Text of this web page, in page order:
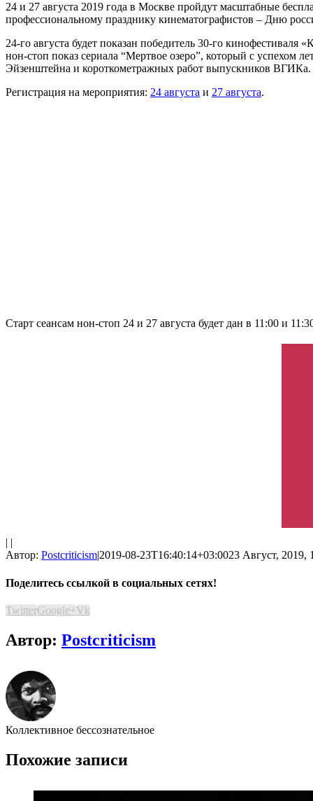
24 и 27 августа 2019 года в Москве пройдут масштабные
профессиональному празднику кинематографистов – Дню
24-го августа будет показан победитель 30-го
нон-стоп показ сериала “Мертвое озеро”, который с успехом
Эйзенштейна и короткометражных работ выпускников ВГИКа.
Регистрация на мероприятия: 24 августа и 27 августа.
Старт сеансам нон-стоп 24 и 27 августа будет дан в 11:00 и
| |
Автор: Postcriticism|2019-08-23T16:40:14+03:0023 Август, 2019,
Поделитесь ссылкой в социальных сетях!
TwitterGoogle+Vk
Автор: Postcriticism
Коллективное бессознательное
Похожие записи